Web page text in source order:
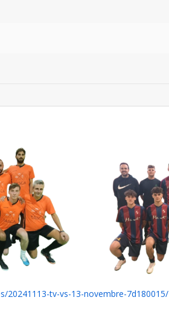
20241113-tv-vs-13-novembre-7d180015/